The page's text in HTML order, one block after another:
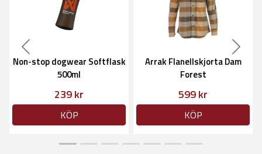
Non-stop dogwear Softflask
500ml
239 kr
KÖP
Arrak Flanellskjorta Dam
Forest
599 kr
KÖP
Previous Next